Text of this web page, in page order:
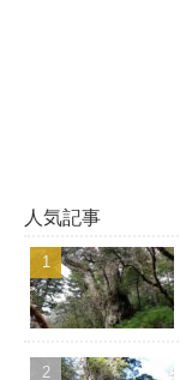
人気記事